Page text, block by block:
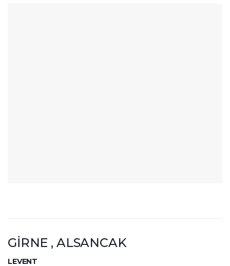
GİRNE , ALSANCAK
LEVENT